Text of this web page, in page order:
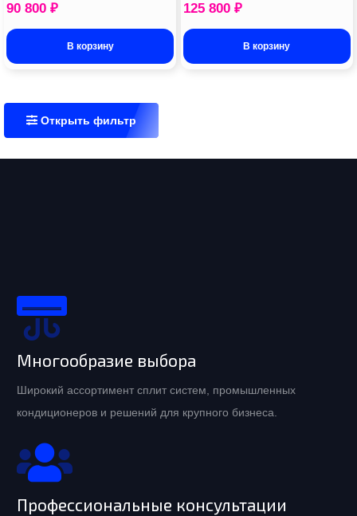
90 800 ₽
В корзину
125 800 ₽
В корзину
Открыть фильтр
Многообразие выбора
Широкий ассортимент сплит систем, промышленных
кондиционеров и решений для крупного бизнеса.
Профессиональные консультации